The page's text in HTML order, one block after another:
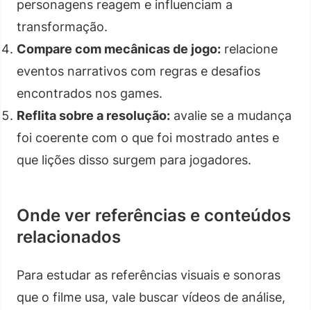
personagens reagem e influenciam a
transformação.
Compare com mecânicas de jogo: relacione
eventos narrativos com regras e desafios
encontrados nos games.
Reflita sobre a resolução: avalie se a mudança
foi coerente com o que foi mostrado antes e
que lições disso surgem para jogadores.
Onde ver referências e conteúdos
relacionados
Para estudar as referências visuais e sonoras
que o filme usa, vale buscar vídeos de análise,